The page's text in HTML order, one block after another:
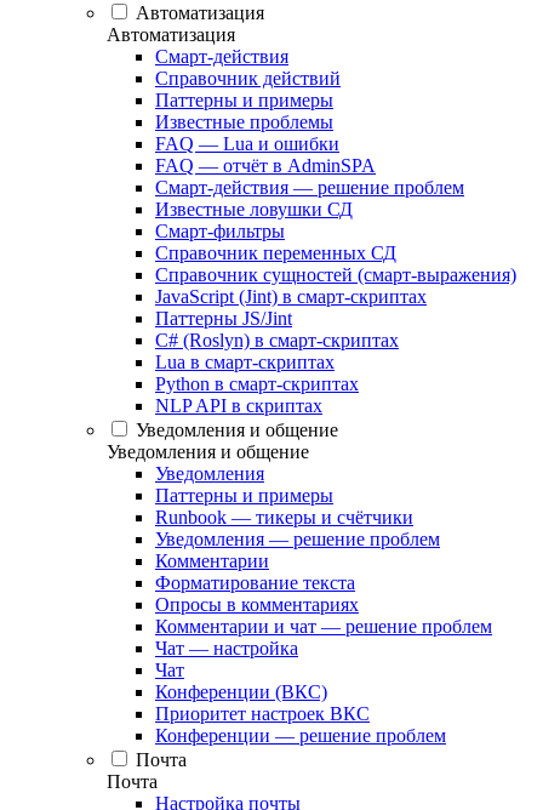
Автоматизация
Автоматизация
Смарт-действия
Справочник действий
Паттерны и примеры
Известные проблемы
FAQ — Lua и ошибки
FAQ — отчёт в AdminSPA
Смарт-действия — решение проблем
Известные ловушки СД
Смарт-фильтры
Справочник переменных СД
Справочник сущностей (смарт-выражения)
JavaScript (Jint) в смарт-скриптах
Паттерны JS/Jint
C# (Roslyn) в смарт-скриптах
Lua в смарт-скриптах
Python в смарт-скриптах
NLP API в скриптах
Уведомления и общение
Уведомления и общение
Уведомления
Паттерны и примеры
Runbook — тикеры и счётчики
Уведомления — решение проблем
Комментарии
Форматирование текста
Опросы в комментариях
Комментарии и чат — решение проблем
Чат — настройка
Чат
Конференции (ВКС)
Приоритет настроек ВКС
Конференции — решение проблем
Почта
Почта
Настройка почты